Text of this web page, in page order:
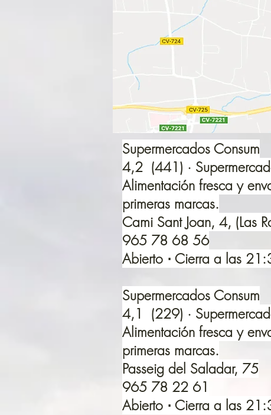
Supermercados Consum
4,2 (441) ·
Alimentación fresca y
primeras marcas.
Cami Sant Joan, 4, (Las
965 78 68 56
Abierto ⋅ Cierra a las
Supermercados Consum
4,1 (229) ·
Alimentación fresca y
primeras marcas.
Passeig del Saladar, 75
965 78 22 61
Abierto ⋅ Cierra a las